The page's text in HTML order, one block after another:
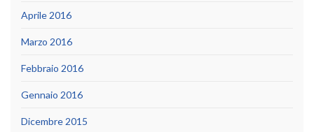
Aprile 2016
Marzo 2016
Febbraio 2016
Gennaio 2016
Dicembre 2015